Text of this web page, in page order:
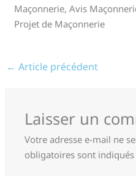
Maçonnerie, Avis
Projet de Maçonnerie
← Article précédent
Laisser un
Votre adresse e-mail ne
obligatoires sont